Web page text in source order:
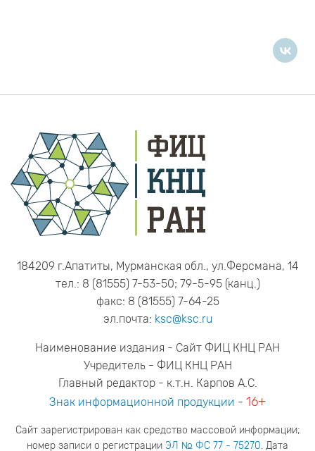
184209 г.Апатиты, Мурманская обл., ул.Ферсмана, 14
тел.: 8 (81555) 7-53-50; 79-5-95 (канц.)
факс: 8 (81555) 7-64-25
эл.почта: ksc@ksc.ru
Наименование издания - Сайт ФИЦ КНЦ РАН
Учредитель - ФИЦ КНЦ РАН
Главный редактор - к.т.н. Карпов А.С.
Знак информационной продукции - 16+
Сайт зарегистрирован как средство массовой информации;
номер записи о регистрации ЭЛ № ФС 77 - 75270. Дата